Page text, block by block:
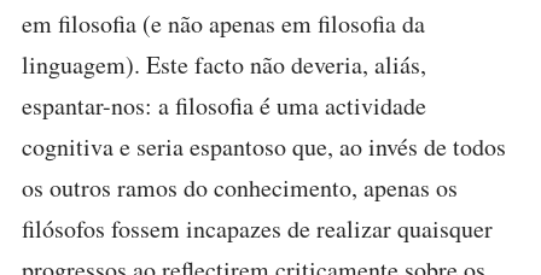
em filosofia (e não apenas em filosofia da
linguagem). Este facto não deveria, aliás,
espantar-nos: a filosofia é uma actividade
cognitiva e seria espantoso que, ao invés de todos
os outros ramos do conhecimento, apenas os
filósofos fossem incapazes de realizar quaisquer